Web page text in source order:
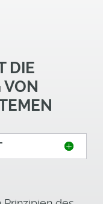
DIE
VON